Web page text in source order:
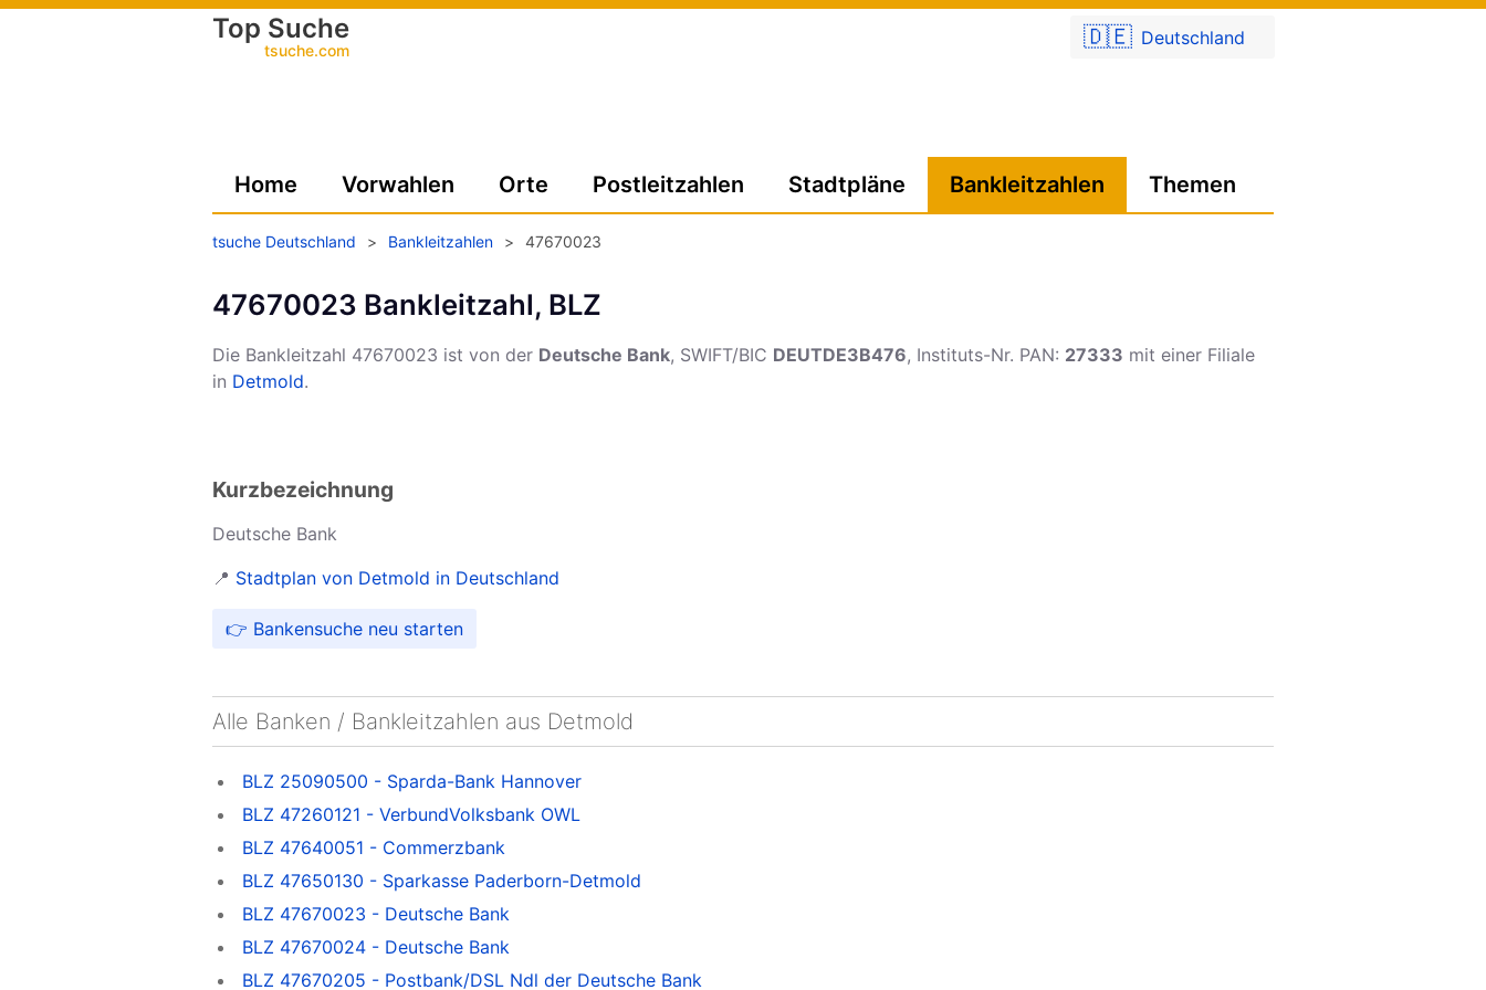
🇩🇪 Deutschland
Top Suche
tsuche.com
Home Vorwahlen Orte Postleitzahlen Stadtpläne Bankleitzahlen Themen
tsuche Deutschland > Bankleitzahlen > 47670023
47670023 Bankleitzahl, BLZ
Die Bankleitzahl 47670023 ist von der Deutsche Bank, SWIFT/BIC DEUTDE3B476, Instituts-Nr. PAN: 27333 mit einer Filiale
in Detmold.
Kurzbezeichnung
Deutsche Bank
📍 Stadtplan von Detmold in Deutschland
👉 Bankensuche neu starten
Alle Banken / Bankleitzahlen aus Detmold
BLZ 25090500 - Sparda-Bank Hannover
BLZ 47260121 - VerbundVolksbank OWL
BLZ 47640051 - Commerzbank
BLZ 47650130 - Sparkasse Paderborn-Detmold
BLZ 47670023 - Deutsche Bank
BLZ 47670024 - Deutsche Bank
BLZ 47670205 - Postbank/DSL Ndl der Deutsche Bank